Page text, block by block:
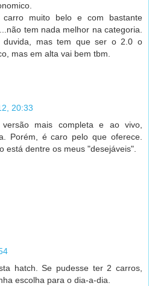
muito belo e com bastante
tem nada melhor na categoria.
duvida, mas tem que ser o 2.0 o
mas em alta vai bem tbm.
20:33
mais completa e ao vivo,
Porém, é caro pelo que oferece.
está dentre os meus "desejáveis".
hatch. Se pudesse ter 2 carros,
escolha para o dia-a-dia.